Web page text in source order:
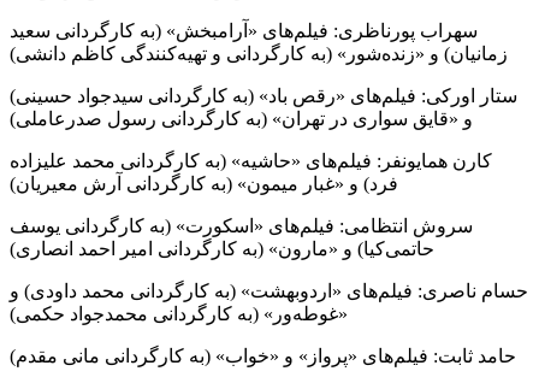
سهراب پورناظری: فیلم‌های «آرامبخش» (به کارگردانی سعید
زمانیان) و «زنده‌شور» (به کارگردانی و تهیه‌کنندگی کاظم دانشی)
ستار اورکی: فیلم‌های «رقص باد» (به کارگردانی سیدجواد حسینی)
و «قایق سواری در تهران» (به کارگردانی رسول صدرعاملی)
کارن همایونفر: فیلم‌های «حاشیه» (به کارگردانی محمد علیزاده
فرد) و «غبار میمون» (به کارگردانی آرش معیریان)
سروش انتظامی: فیلم‌های «اسکورت» (به کارگردانی یوسف
حاتمی‌کیا) و «مارون» (به کارگردانی امیر احمد انصاری)
حسام ناصری: فیلم‌های «اردوبهشت» (به کارگردانی محمد داودی) و
«غوطه‌ور» (به کارگردانی محمدجواد حکمی)
حامد ثابت: فیلم‌های «پرواز» و «خواب» (به کارگردانی مانی مقدم)